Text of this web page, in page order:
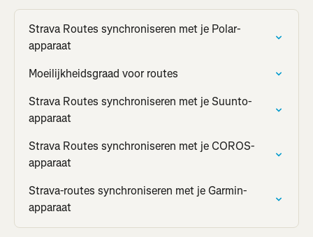
Strava Routes synchroniseren met je Polar-
apparaat
Moeilijkheidsgraad voor routes
Strava Routes synchroniseren met je Suunto-
apparaat
Strava Routes synchroniseren met je COROS-
apparaat
Strava-routes synchroniseren met je Garmin-
apparaat